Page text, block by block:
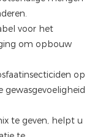
voor het
om opbouw
op
gewasgevoeligheid
te geven, helpt u